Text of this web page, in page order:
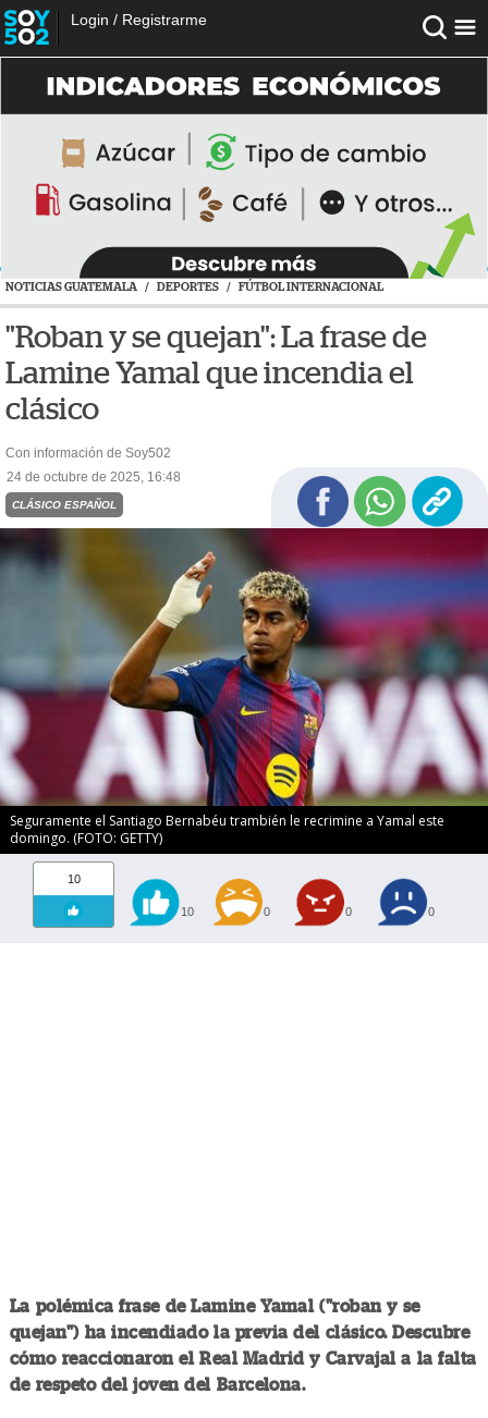
Login / Registrarme
NOTICIAS GUATEMALA / DEPORTES / FÚTBOL INTERNACIONAL
"Roban y se quejan": La frase de
Lamine Yamal que incendia el
clásico
Con información de Soy502
24 de octubre de 2025, 16:48
CLÁSICO ESPAÑOL
Seguramente el Santiago Bernabéu trambién le recrimine a Yamal este
domingo. (FOTO: GETTY)
10
10 0 0 0
La polémica frase de Lamine Yamal ("roban y se
quejan") ha incendiado la previa del clásico. Descubre
cómo reaccionaron el Real Madrid y Carvajal a la falta
de respeto del joven del Barcelona.